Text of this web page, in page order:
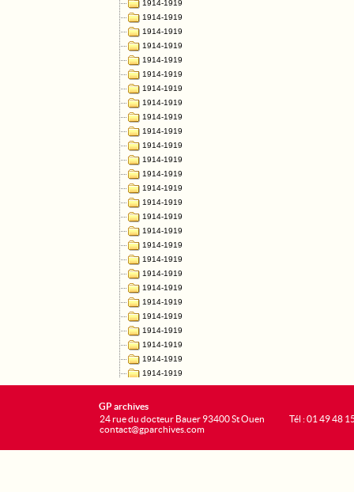
GP archives
24 rue du docteur Bauer 93400 St Ouen
contact@gparchives.com
Tél : 01 49 48